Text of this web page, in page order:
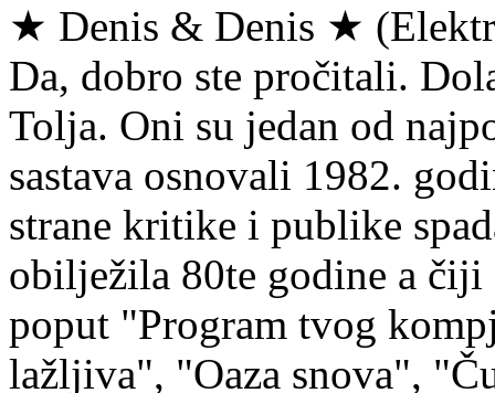
★ Denis & Denis ★
Da, dobro ste pročitali.
Tolja. Oni su jedan od
sastava osnovali 1982.
strane kritike i publike
obilježila 80te godine a
poput "Program tvog
lažljiva", "Oaza snova",